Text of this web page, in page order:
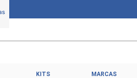
KITS MARCAS